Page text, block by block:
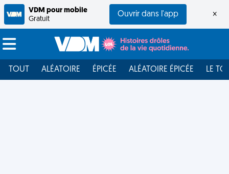
VDM pour mobile
Gratuit
Ouvrir dans l'app ×
TOUT ALÉATOIRE ÉPICÉE ALÉATOIRE ÉPICÉE LE